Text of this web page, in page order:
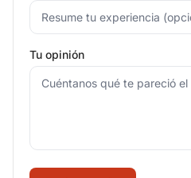
Tu opinión